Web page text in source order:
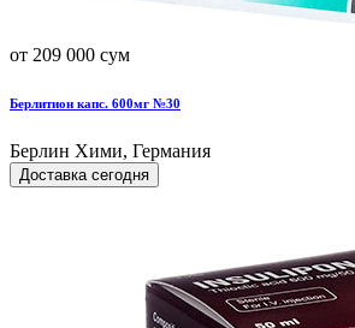
от 209 000 сум
Берлитион капс. 600мг №30
Берлин Хими, Германия
Доставка сегодня